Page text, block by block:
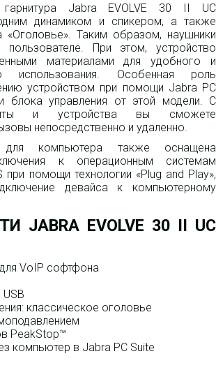
гарнитура Jabra EVOLVE 30 II UC
динамиком и спикером, а также
«Оголовье». Таким образом, наушники
При этом, устройство
материалами для удобного и
использования. Особенная роль
устройством при помощи Jabra PC
блока управления от этой модели. С
и устройства вы сможете
непосредственно и удаленно.
для компьютера также оснащена
к операционным системам
при помощи технологии «Plug and Play»,
девайса к компьютерному
JABRA EVOLVE 30 II UC
VoIP софтфона
классическое оголовье
PeakStop™
компьютер в Jabra PC Suite